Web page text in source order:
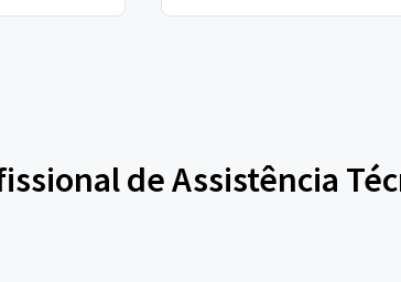
de Assistência